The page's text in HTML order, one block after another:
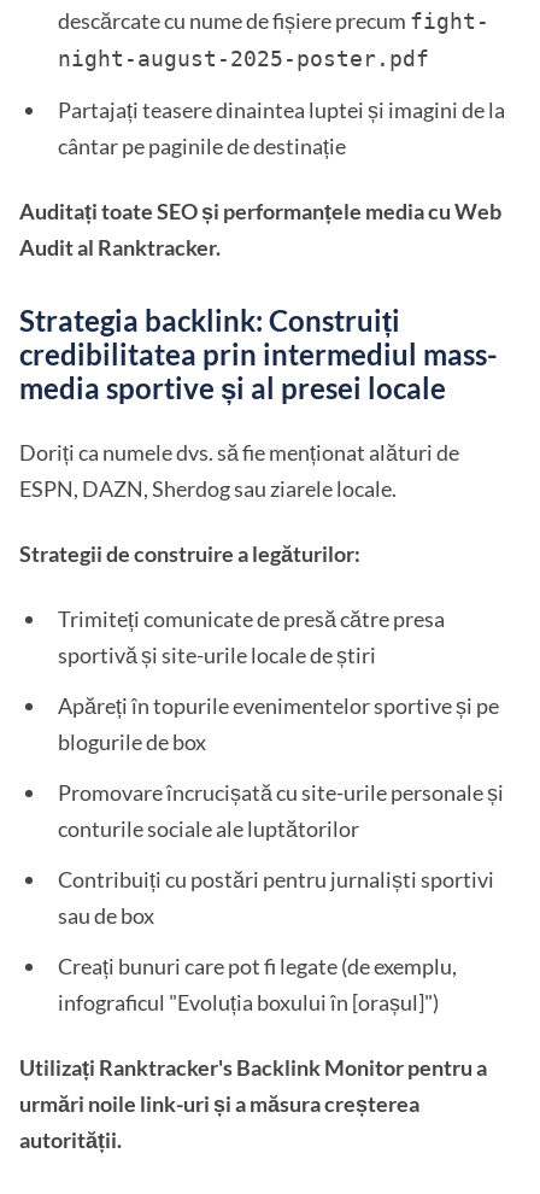
descărcate cu nume de fișiere precum fight-
night-august-2025-poster.pdf
Partajați teasere dinaintea luptei și imagini de la
cântar pe paginile de destinație
Auditați toate SEO și performanțele media cu Web
Audit al Ranktracker.
Strategia backlink: Construiți
credibilitatea prin intermediul mass-
media sportive și al presei locale
Doriți ca numele dvs. să fie menționat alături de
ESPN, DAZN, Sherdog sau ziarele locale.
Strategii de construire a legăturilor:
Trimiteți comunicate de presă către presa
sportivă și site-urile locale de știri
Apăreți în topurile evenimentelor sportive și pe
blogurile de box
Promovare încrucișată cu site-urile personale și
conturile sociale ale luptătorilor
Contribuiți cu postări pentru jurnaliști sportivi
sau de box
Creați bunuri care pot fi legate (de exemplu,
infograficul "Evoluția boxului în [orașul]")
Utilizați Ranktracker's Backlink Monitor pentru a
urmări noile link-uri și a măsura creșterea
autorității.